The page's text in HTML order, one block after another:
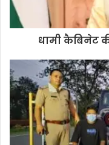
s
s
धामी कैबिनेट